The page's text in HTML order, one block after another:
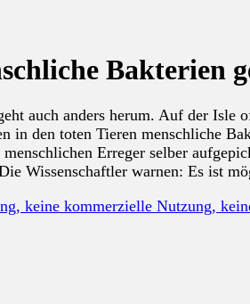
Bakterien
auch anders herum. Auf der
in den toten Tieren menschliche
Erreger selber
Wissenschaftler warnen: Es ist
keine kommerzielle Nutzung,